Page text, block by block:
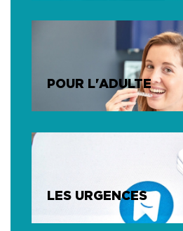
POUR L'ADULTE
LES URGENCES